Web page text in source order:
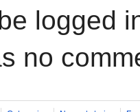
logged
no